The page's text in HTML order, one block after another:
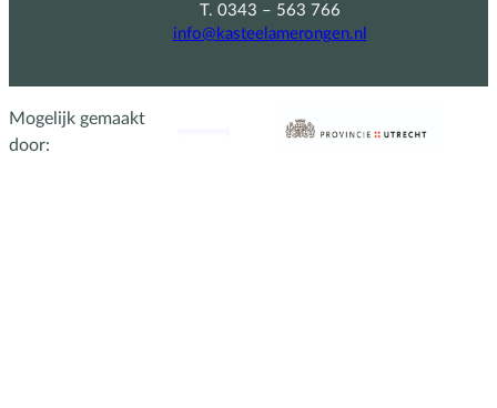
T. 0343 – 563 766
info@kasteelamerongen.nl
Mogelijk gemaakt
door: